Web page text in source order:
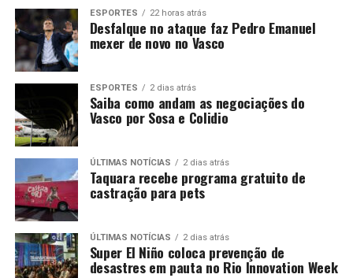
ESPORTES 22 horas atrás
Desfalque no ataque faz Pedro Emanuel
mexer de novo no Vasco
ESPORTES 2 dias atrás
Saiba como andam as negociações do
Vasco por Sosa e Colidio
ÚLTIMAS NOTÍCIAS 2 dias atrás
Taquara recebe programa gratuito de
castração para pets
ÚLTIMAS NOTÍCIAS 2 dias atrás
Super El Niño coloca prevenção de
desastres em pauta no Rio Innovation Week